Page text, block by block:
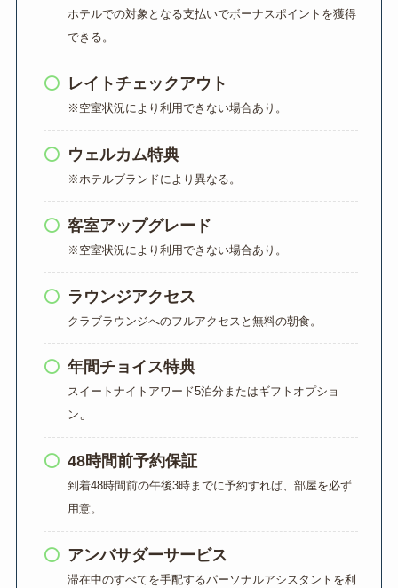
ホテルでの対象となる支払いでボーナスポイントを獲得
できる。
レイトチェックアウト
※空室状況により利用できない場合あり。
ウェルカム特典
※ホテルブランドにより異なる。
客室アップグレード
※空室状況により利用できない場合あり。
ラウンジアクセス
クラブラウンジへのフルアクセスと無料の朝食。
年間チョイス特典
スイートナイトアワード5泊分またはギフトオプショ
ン。
48時間前予約保証
到着48時間前の午後3時までに予約すれば、部屋を必ず
用意。
アンバサダーサービス
滞在中のすべてを手配するパーソナルアシスタントを利